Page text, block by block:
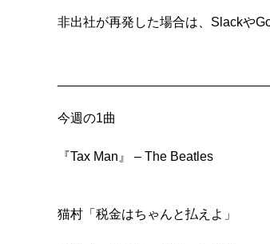
非出社が再発した場合は、Slackや
今週の1曲
『Tax Man』 – The Beatles
猫村「税金はちゃんと払えよ」